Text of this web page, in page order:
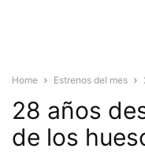
Home Estrenos del mes
28 años
de los